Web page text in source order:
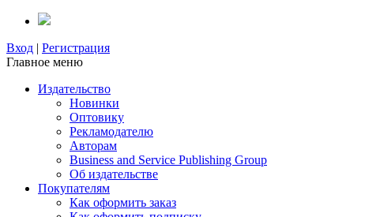
Вход | Регистрация
Главное меню
Издательство
Новинки
Оптовику
Рекламодателю
Авторам
Business and Service Publishing Group
Об издательстве
Покупателям
Как оформить заказ